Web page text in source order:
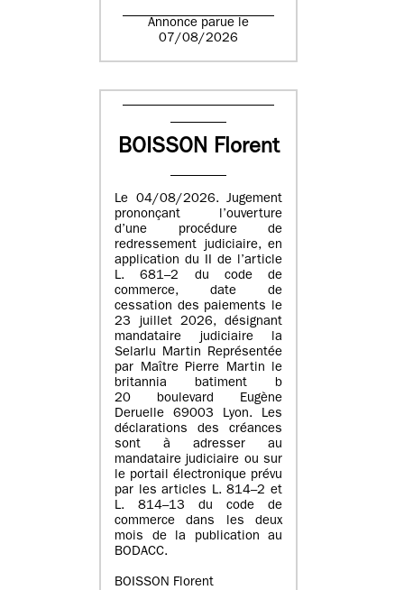
Annonce parue le
07/08/2026
BOISSON Florent
Le 04/08/2026. Jugement
prononçant l’ouverture
d’une procédure de
redressement judiciaire, en
application du II de l’article
L. 681–2 du code de
commerce, date de
cessation des paiements le
23 juillet 2026, désignant
mandataire judiciaire la
Selarlu Martin Représentée
par Maître Pierre Martin le
britannia batiment b
20 boulevard Eugène
Deruelle 69003 Lyon. Les
déclarations des créances
sont à adresser au
mandataire judiciaire ou sur
le portail électronique prévu
par les articles L. 814–2 et
L. 814–13 du code de
commerce dans les deux
mois de la publication au
BODACC.
BOISSON Florent